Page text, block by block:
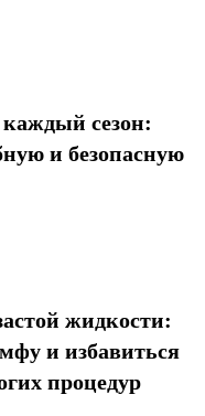
каждый сезон:
и безопасную
жидкости:
и избавиться
процедур